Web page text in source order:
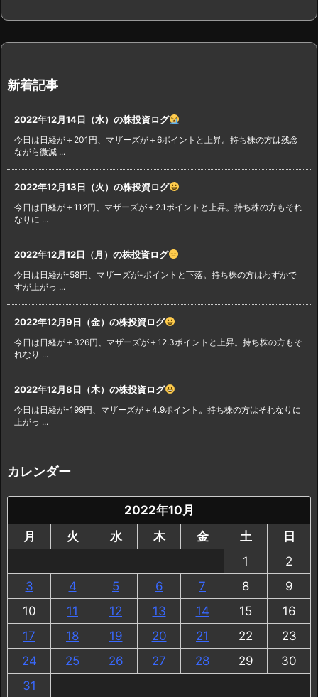
新着記事
2022年12月14日（水）の株投資ログ
今日は日経が＋201円、マザーズが＋6ポイントと上昇。持ち株の方は残念
ながら微減 ...
2022年12月13日（火）の株投資ログ
今日は日経が＋112円、マザーズが＋2.1ポイントと上昇。持ち株の方もそれ
なりに ...
2022年12月12日（月）の株投資ログ
今日は日経が-58円、マザーズが-ポイントと下落。持ち株の方はわずかで
すが上がっ ...
2022年12月9日（金）の株投資ログ
今日は日経が＋326円、マザーズが＋12.3ポイントと上昇。持ち株の方もそ
れなり ...
2022年12月8日（木）の株投資ログ
今日は日経が-199円、マザーズが＋4.9ポイント。持ち株の方はそれなりに
上がっ ...
カレンダー
2022年10月
月
火 水 木 金 土
日
1
2
3
4 5 6 7 8
9
10
11 12 13 14 15
16
17
18 19 20 21 22
23
24
25 26 27 28 29
30
31